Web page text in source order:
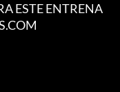
ESTE ENTRENA